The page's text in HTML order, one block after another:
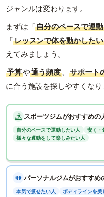
ジャンルは変わります。
まずは「自分のペースで運
「レッスンで体を動かしたい
えてみましょう。
予算や通う頻度 、 サポート
に合う施設を探しやすくなり
スポーツジムがおすすめの
自分のペースで運動したい人
安く・
様々な運動をして楽しみたい人
パーソナルジムがおすすめ
本気で痩せたい人 ボディラインを美